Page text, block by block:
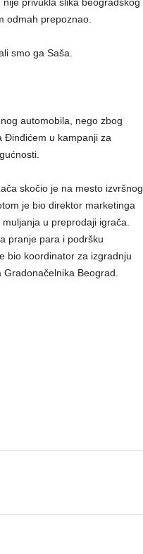
odmah prepoznao.
smo ga Saša.
automobila, nego zbog
Đinđićem u kampanji za
skočio je na mesto izvršnog
je bio direktor marketinga
u preprodaji igrača.
pranje para i podršku
bio koordinator za izgradnju
Beograd.